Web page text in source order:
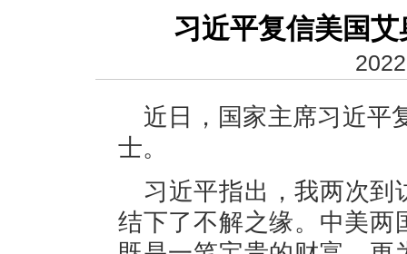
习近平复信美国
近日，国家主席习近平
士。
习近平指出，我两次到
结下了不解之缘。中美两